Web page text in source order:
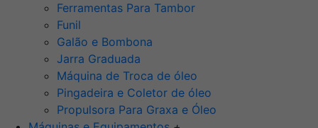
Ferramentas Para Tambor
Funil
Galão e Bombona
Jarra Graduada
Máquina de Troca de óleo
Pingadeira e Coletor de óleo
Propulsora Para Graxa e Óleo